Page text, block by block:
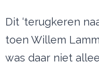
Dit ‘terugkeren
toen Willem
was daar niet